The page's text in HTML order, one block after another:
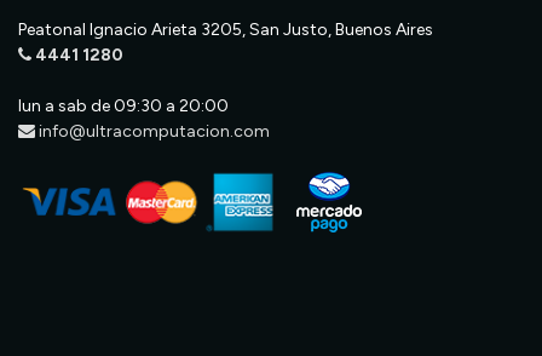
Peatonal Ignacio Arieta 3205, San Justo, Buenos Aires
4441 1280
lun a sab de 09:30 a 20:00
info@ultracomputacion.com